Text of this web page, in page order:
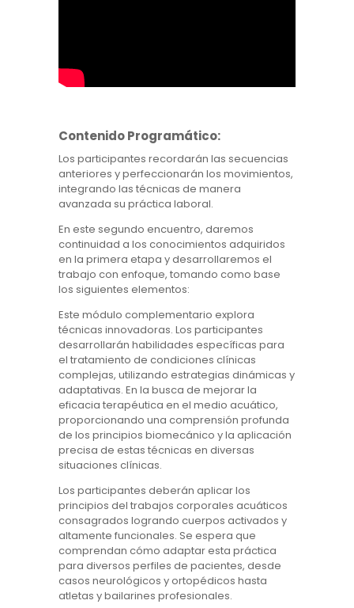
Contenido Programático:
Los participantes recordarán las secuencias
anteriores y perfeccionarán los movimientos,
integrando las técnicas de manera
avanzada su práctica laboral.
En este segundo encuentro, daremos
continuidad a los conocimientos adquiridos
en la primera etapa y desarrollaremos el
trabajo con enfoque, tomando como base
los siguientes elementos:
Este módulo complementario explora
técnicas innovadoras. Los participantes
desarrollarán habilidades específicas para
el tratamiento de condiciones clínicas
complejas, utilizando estrategias dinámicas y
adaptativas. En la busca de mejorar la
eficacia terapéutica en el medio acuático,
proporcionando una comprensión profunda
de los principios biomecánico y la aplicación
precisa de estas técnicas en diversas
situaciones clínicas.
Los participantes deberán aplicar los
principios del trabajos corporales acuáticos
consagrados logrando cuerpos activados y
altamente funcionales. Se espera que
comprendan cómo adaptar esta práctica
para diversos perfiles de pacientes, desde
casos neurológicos y ortopédicos hasta
atletas y bailarines profesionales.